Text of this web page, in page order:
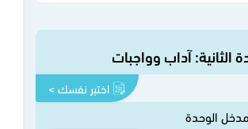
الثانية: آداب وواجبات
اختبر نفسك >
مدخل الوحدة